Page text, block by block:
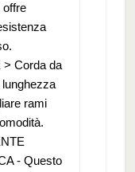
offre
> Corda da
rami
- Questo